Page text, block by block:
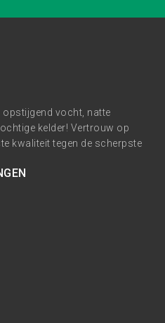
vocht, natte
kelder! Vertrouw op
kwaliteit tegen de scherpste